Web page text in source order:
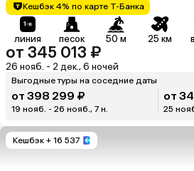
Кешбэк 4% по карте Т-Банка
линия песок 50 м 25 км
от 345 013 ₽
26 нояб. - 2 дек., 6 ночей
Выгодные туры на соседние даты
от 398 299 ₽
19 нояб. - 26 нояб., 7 н.
от
25
Кешбэк + 16 537